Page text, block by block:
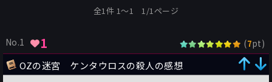
全1件 1〜1 1/1ページ
No.1 1 (7pt)
OZの迷宮 ケンタウロスの殺人の感想